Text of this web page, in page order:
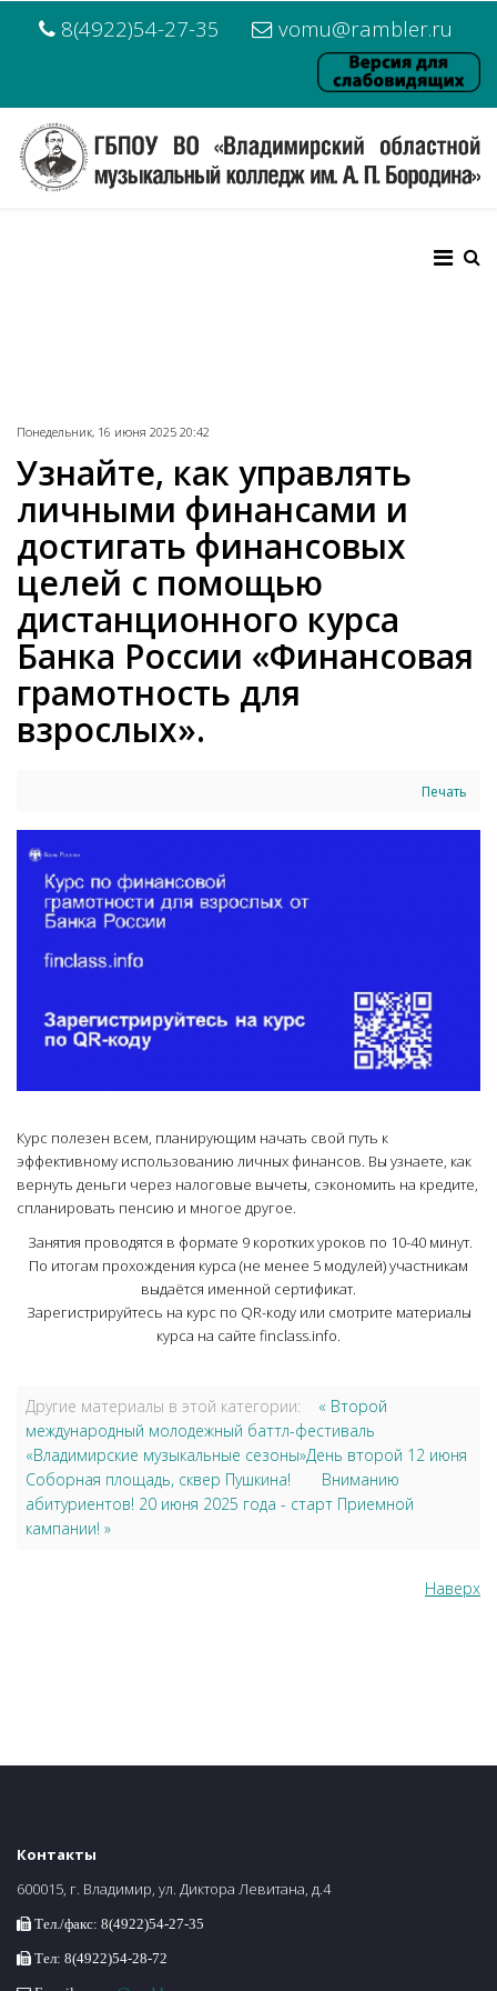
8(4922)54-27-35 vomu@rambler.ru
Понедельник, 16 июня 2025 20:42
Узнайте, как управлять
личными финансами и
достигать финансовых
целей с помощью
дистанционного курса
Банка России «Финансовая
грамотность для
взрослых».
Печать
Курс полезен всем, планирующим начать свой путь к
эффективному использованию личных финансов. Вы узнаете, как
вернуть деньги через налоговые вычеты, сэкономить на кредите,
спланировать пенсию и многое другое.
Занятия проводятся в формате 9 коротких уроков по 10-40 минут.
По итогам прохождения курса (не менее 5 модулей) участникам
выдаётся именной сертификат.
Зарегистрируйтесь на курс по QR-коду или смотрите материалы
курса на сайте finclass.info.
Другие материалы в этой категории:
« Второй
международный молодежный баттл-фестиваль
«Владимирские музыкальные сезоны»День второй 12 июня
Соборная площадь, сквер Пушкина!
Вниманию
абитуриентов! 20 июня 2025 года - старт Приемной
кампании! »
Наверх
Контакты
600015, г. Владимир, ул. Диктора Левитана, д.4
Тел./факс: 8(4922)54-27-35
Тел: 8(4922)54-28-72